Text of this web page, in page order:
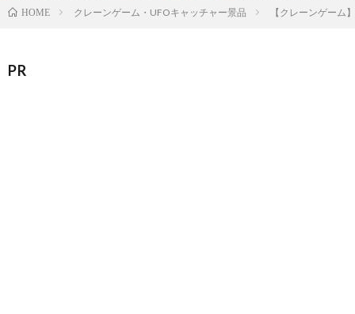
HOME クレーンゲーム・UFOキャッチャー景品 【クレーンゲーム
PR